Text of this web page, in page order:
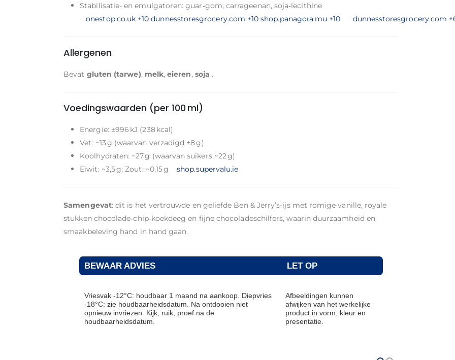
Stabilisatie- en emulgatoren: guar‑gom, carrageenan, soja‑lecithine
onestop.co.uk +10 dunnesstoresgrocery.com +10 shop.panagora.mu +10 dunnesstoresgrocery.com
Allergenen
Bevat gluten (tarwe), melk,eieren, soja .
Voedingswaarden (per 100 ml)
Energie: ±996 kJ (238 kcal)
Vet: ~13 g (waarvan verzadigd ±8 g)
Koolhydraten: ~27 g (waarvan suikers ~22 g)
Eiwit: ~3,5 g; Zout: ~0,15 g
shop.supervalu.ie
Samengevat: dit is het vertrouwde en geliefde Ben & Jerry’s-ijs met romige vanille, royale
stukken chocolade‑chip‑koekdeeg en fijne chocoladeschilfers, waarin duurzaamheid en
smaakbeleving hand in hand gaan.
BEWAAR ADVIES LET OP
Vriesvak -12°C: houdbaar 1 maand na aankoop. Diepvries
-18°C: zie houdbaarheidsdatum. Na ontdooien niet
opnieuw invriezen. Kijk, ruik, proef na de
houdbaarheidsdatum.
Afbeeldingen kunnen
afwijken van het werkelijke
product in vorm, kleur en
presentatie.